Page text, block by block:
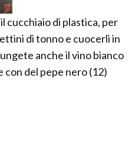
cucchiaio di plastica, per
di tonno e cuocerli in
anche il vino bianco
con del pepe nero (12)